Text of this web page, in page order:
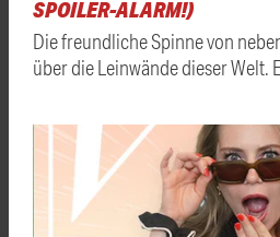
SPOILER-ALARM!)
Die freundliche Spinne von
über die Leinwände dieser Welt.